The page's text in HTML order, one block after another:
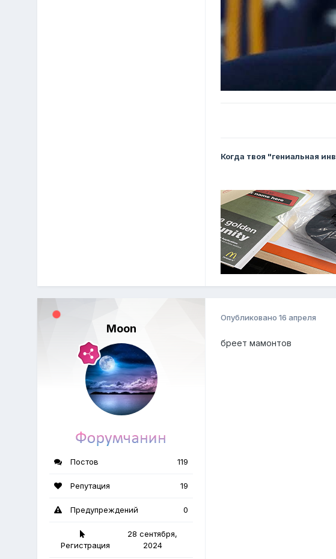
Когда твоя "гениальная
Moon
Постов 119
Репутация 19
Предупреждений 0
Регистрация
28 сентября,
2024
Опубликовано16 апреля
бреет мамонтов